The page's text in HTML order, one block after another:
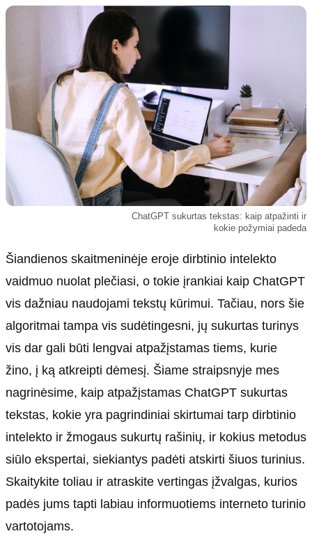
Psichologinė sveikata
Tvari mada
Naudojimo sąlygos
Privatumo politika
Reklamos politika
Slapukų politika
Redakcija
Apie mus
Kontaktai
ChatGPT sukurtas tekstas: kaip atpažinti ir
kokie požymiai padeda
Šiandienos skaitmeninėje eroje dirbtinio intelekto
vaidmuo nuolat plečiasi, o tokie įrankiai kaip ChatGPT
vis dažniau naudojami tekstų kūrimui. Tačiau, nors šie
algoritmai tampa vis sudėtingesni, jų sukurtas turinys
vis dar gali būti lengvai atpažįstamas tiems, kurie
žino, į ką atkreipti dėmesį. Šiame straipsnyje mes
nagrinėsime, kaip atpažįstamas ChatGPT sukurtas
tekstas, kokie yra pagrindiniai skirtumai tarp dirbtinio
intelekto ir žmogaus sukurtų rašinių, ir kokius metodus
siūlo ekspertai, siekiantys padėti atskirti šiuos turinius.
Skaitykite toliau ir atraskite vertingas įžvalgas, kurios
padės jums tapti labiau informuotiems interneto turinio
vartotojams.